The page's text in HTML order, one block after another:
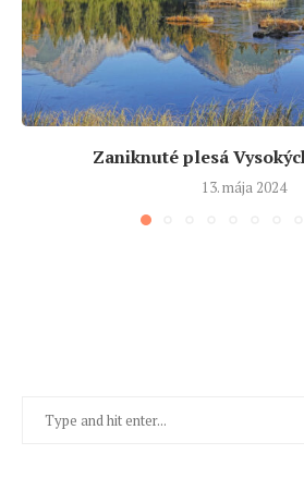
Zaniknuté plesá
13. mája 2024